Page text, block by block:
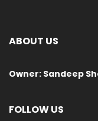
ABOUT US
Owner: Sandeep
FOLLOW US